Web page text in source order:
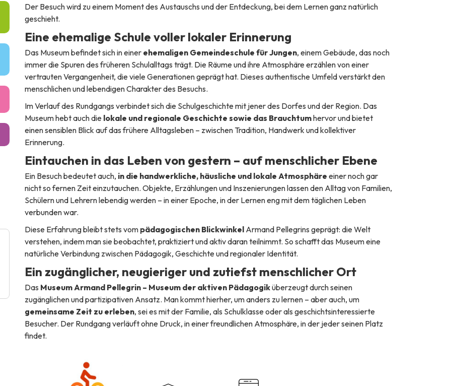
Der Besuch wird zu einem Moment des Austauschs und der Entdeckung, bei dem Lernen ganz natürlich
geschieht.
Eine ehemalige Schule voller lokaler Erinnerung
Das Museum befindet sich in einer ehemaligen Gemeindeschule für Jungen, einem Gebäude, das noch
immer die Spuren des früheren Schulalltags trägt. Die Räume und ihre Atmosphäre erzählen von einer
vertrauten Vergangenheit, die viele Generationen geprägt hat. Dieses authentische Umfeld verstärkt den
menschlichen und lebendigen Charakter des Besuchs.
Im Verlauf des Rundgangs verbindet sich die Schulgeschichte mit jener des Dorfes und der Region. Das
Museum hebt auch die lokale und regionale Geschichte sowie das Brauchtumhervor und bietet
einen sensiblen Blick auf das frühere Alltagsleben – zwischen Tradition, Handwerk und kollektiver
Erinnerung.
Eintauchen in das Leben von gestern – auf menschlicher Ebene
Ein Besuch bedeutet auch, in die handwerkliche, häusliche und lokale Atmosphäre einer noch gar
nicht so fernen Zeit einzutauchen. Objekte, Erzählungen und Inszenierungen lassen den Alltag von Familien,
Schülern und Lehrern lebendig werden – in einer Epoche, in der Lernen eng mit dem täglichen Leben
verbunden war.
Diese Erfahrung bleibt stets vom pädagogischen BlickwinkelArmand Pellegrins geprägt: die Welt
verstehen, indem man sie beobachtet, praktiziert und aktiv daran teilnimmt. So schafft das Museum eine
natürliche Verbindung zwischen Pädagogik, Geschichte und regionaler Identität.
Ein zugänglicher, neugieriger und zutiefst menschlicher Ort
Das Museum Armand Pellegrin – Museum der aktiven Pädagogiküberzeugt durch seinen
zugänglichen und partizipativen Ansatz. Man kommt hierher, um anders zu lernen – aber auch, um
gemeinsame Zeit zu erleben, sei es mit der Familie, als Schulklasse oder als geschichtsinteressierte
Besucher. Der Rundgang verläuft ohne Druck, in einer freundlichen Atmosphäre, in der jeder seinen Platz
findet.